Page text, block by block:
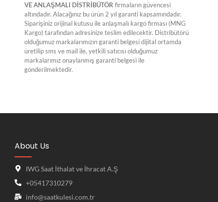
VE ANLAŞMALI DİSTRİBÜTÖR firmaların güvencesi
altındadır. Alacağınız bu ürün 2 yıl garanti kapsamındadır.
Siparişiniz orijinal kutusu ile anlaşmalı kargo firması (MNG
Kargo) tarafından adresinize teslim edilecektir. Distribütörü
olduğumuz markalarımızın garanti belgesi dijital ortamda
üretilip sms ve mail ile, yetkili satıcısı olduğumuz
markalarımız onaylanmış garanti belgesi ile
gönderilmektedir.
About Us
IWG Saat İthalat ve İhracat A.Ş
+05417310279
info@saatkulesi.com.tr